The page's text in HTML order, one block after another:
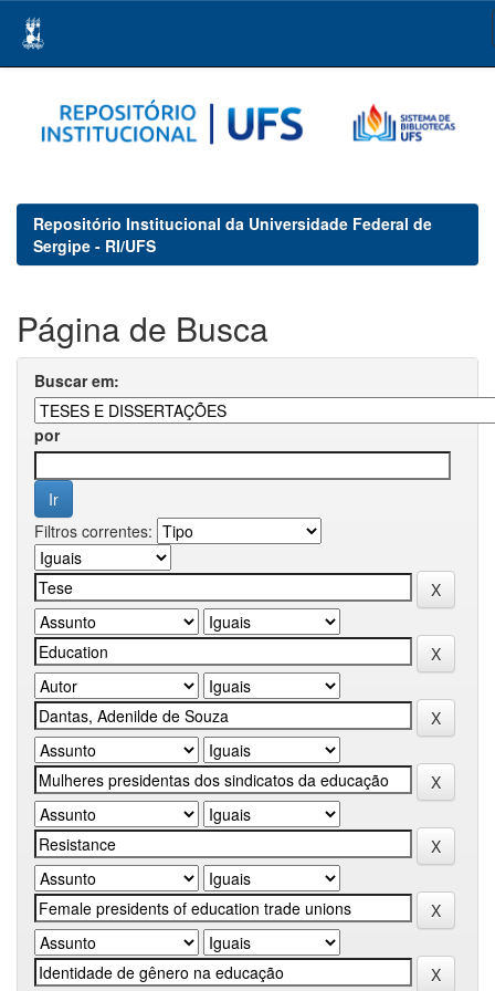
navigation
Repositório Institucional da Universidade Federal de
Sergipe - RI/UFS
Página de Busca
Buscar em:
por
Filtros correntes: